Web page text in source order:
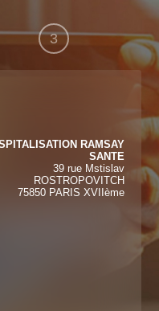
3
RAMSAY
SANTE
39 rue Mstislav
ROSTROPOVITCH
75850 PARIS XVIIème